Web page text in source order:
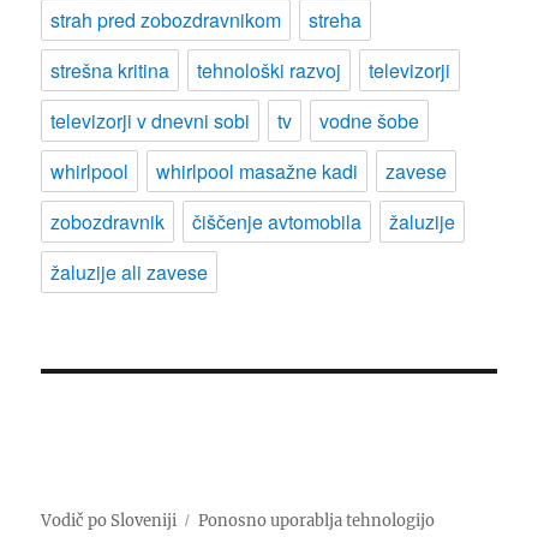
strah pred zobozdravnikom
streha
strešna kritina
tehnološki razvoj
televizorji
televizorji v dnevni sobi
tv
vodne šobe
whirlpool
whirlpool masažne kadi
zavese
zobozdravnik
čiščenje avtomobila
žaluzije
žaluzije ali zavese
Vodič po Sloveniji
Ponosno uporablja tehnologijo